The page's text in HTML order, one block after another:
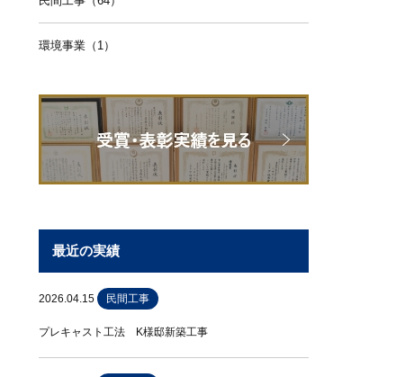
環境事業（1）
最近の実績
2026.04.15 民間工事
プレキャスト工法 K様邸新築工事